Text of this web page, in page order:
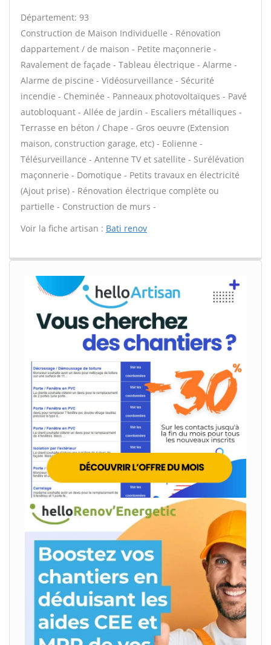
Département: 93
Construction de Maison Individuelle - Rénovation
dappartement / de maison - Petite maçonnerie -
Ravalement de façade - Tableau électrique - Alarme -
Alarme de piscine - Vidéosurveillance - Sécurité
incendie - Cheminée - Panneaux photovoltaïques - Pavé
autobloquant - Allée de jardin - Escaliers métalliques -
Terrasse en béton / Chape - Gros oeuvre (Extension
maison, construction garage, etc) - Eolienne -
Télésurveillance - Antenne TV et satellite - Surélévation
maçonnerie - Domotique - Petits travaux en électricité
(Ajout prise) - Rénovation électrique complète ou
partielle - Construction de murs -
Voir la fiche artisan : Bati renov